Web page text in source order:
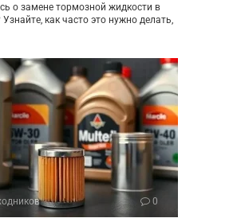
о замене тормозной жидкости в
как часто это нужно делать,
0